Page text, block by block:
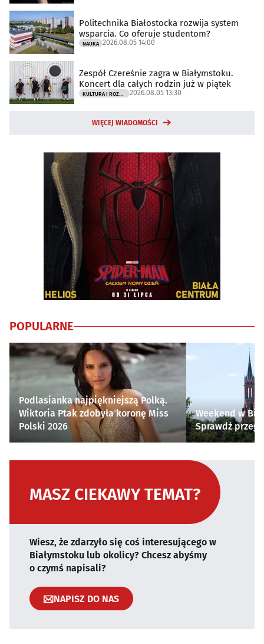
Politechnika Białostocka rozwija system
wsparcia. Co oferuje studentom?
NAUKA 2026.08.05 14:00
Zespół Czereśnie zagra w Białymstoku.
Koncert dla całych rodzin już w piątek
2026.08.05 13:30
WIĘCEJ WIADOMOŚCI
POPULARNE
Podlasianka najpiękniejszą Polką.
Wiktoria Ptak zdobyła koronę Miss
Polski 2026
Weekend w
Sprawdź
MASZ CIEKAWY TEMAT?
Wiesz, że zdarzyło się coś interesującego w
Białymstoku lub okolicy? Chcesz abyśmy
o czymś napisali?
NAPISZ DO NAS